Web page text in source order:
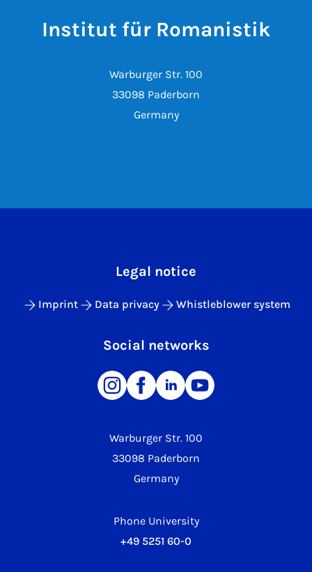
Institut für Romanistik
Warburger Str. 100
33098 Paderborn
Germany
Warburger Str. 100
33098 Paderborn
Germany
Phone University
+49 5251 60-0
Legal notice
Imprint Data privacy Whistleblower system
Social networks